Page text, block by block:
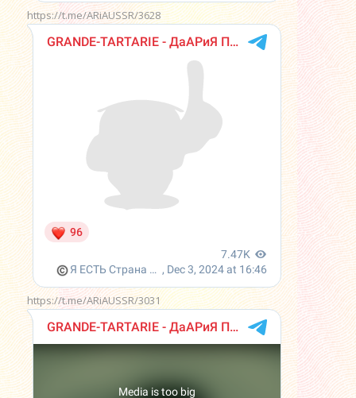
https://t.me/ARiAUSSR/3628
https://t.me/ARiAUSSR/3031